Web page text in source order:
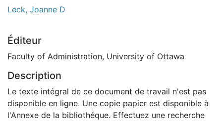
Leck, Joanne D
Éditeur
Faculty of Administration, University of Ottawa
Description
Le texte intégral de ce document de travail n'est pas
disponible en ligne. Une copie papier est disponible à
l'Annexe de la bibliothéque. Effectuez une recherche